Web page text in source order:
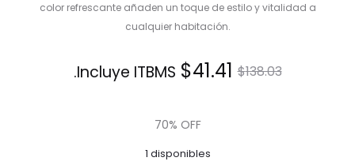
color refrescante añaden un toque de estilo y vitalidad a
cualquier habitación.
$138.03
El
original
$41.41
El
actual
Incluye ITBMS.
70% OFF
1 disponibles